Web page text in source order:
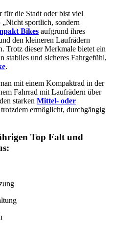
für die Stadt oder bist viel
sportlich, sondern
Bikes aufgrund ihres
den kleineren Laufrädern
Trotz dieser Merkmale bietet ein
und sicheres Fahrgefühl,
.
mit einem Kompaktrad in der
Fahrrad mit Laufrädern über
starken Mittel- oder
ermöglicht, durchgängig
Top Falt und